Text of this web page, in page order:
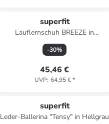
superfit
Lauflernschuh BREEZE in
Lila/Hellgrün
-30%
45,46 €
UVP: 64,95 €*
superfit
Leder-Ballerina "Tensy" in Hellgrau